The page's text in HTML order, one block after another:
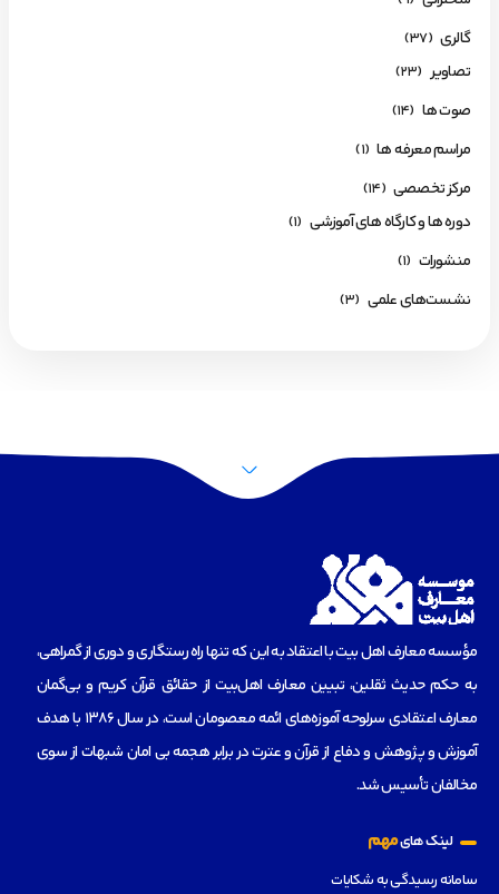
گالری (37)
تصاویر (23)
صوت ها (14)
مراسم معرفه ها (1)
مرکز تخصصی (14)
دوره ها و کارگاه های آموزشی (1)
منشورات (1)
نشست‌های علمی (3)
مؤسسه‌ معارف اهل بیت با اعتقاد به این که تنها راه رستگاری و دوری از گمراهی،
به حکم حدیث ثقلین، تبیین معارف اهل‌بیت از حقائق قرآن کریم و بی‌گمان
معارف اعتقادی سرلوحه آموزه‌های ائمه معصومان است، در سال 1386 با هدف
آموزش و پژوهش و دفاع از قرآن و عترت در برابر هجمه بی امان شبهات از سوی
مخالفان تأسیس شد.
لینک هایمهم
سامانه رسیدگی به شکایات